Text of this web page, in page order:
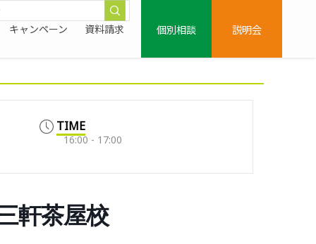
キャンペーン 資料請求
個別相談
説明会
TIME
16:00 - 17:00
軒茶屋校